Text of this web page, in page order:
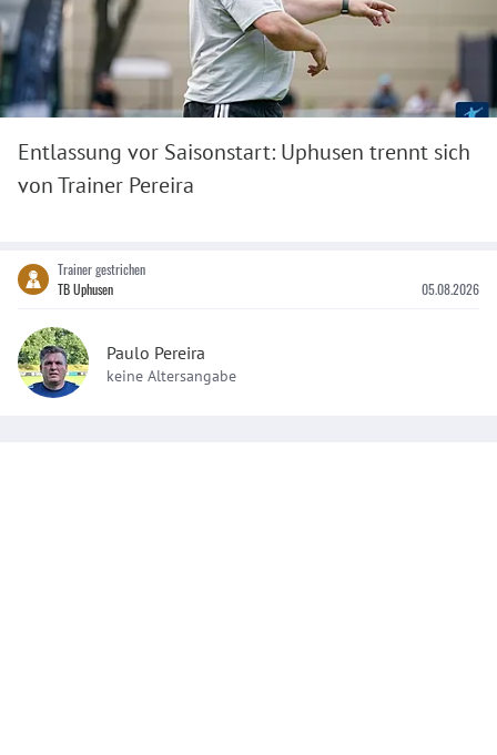
Entlassung vor Saisonstart: Uphusen trennt sich
von Trainer Pereira
Trainer gestrichen
TB Uphusen
05.08.2026
Paulo Pereira
keine Altersangabe